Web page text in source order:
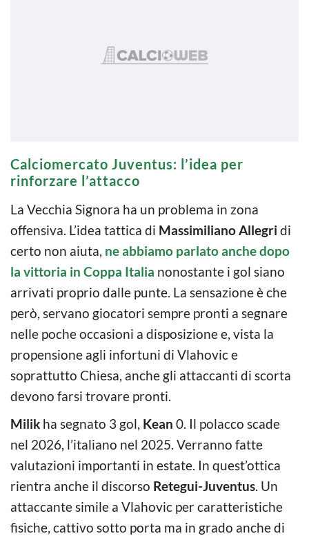
Calciomercato Juventus: l’idea per
rinforzare l’attacco
La Vecchia Signora ha un problema in zona
offensiva. L’idea tattica di Massimiliano Allegri di
certo non aiuta, ne abbiamo parlato anche dopo
la vittoria in Coppa Italia nonostante i gol siano
arrivati proprio dalle punte. La sensazione è che
però, servano giocatori sempre pronti a segnare
nelle poche occasioni a disposizione e, vista la
propensione agli infortuni di Vlahovic e
soprattutto Chiesa, anche gli attaccanti di scorta
devono farsi trovare pronti.
Milik ha segnato 3 gol, Kean 0. Il polacco scade
nel 2026, l’italiano nel 2025. Verranno fatte
valutazioni importanti in estate. In quest’ottica
rientra anche il discorso Retegui-Juventus. Un
attaccante simile a Vlahovic per caratteristiche
fisiche, cattivo sotto porta ma in grado anche di